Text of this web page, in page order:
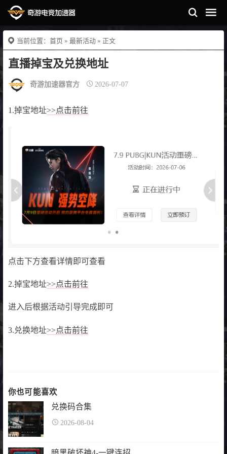
当前位置： 首页 » 最新活动 » 正文
直播掉宝及兑换地址
奇游加速器官方 2026-07-07
1.掉宝地址>>点击前往
点击下方查看详情即可查看
2.掉宝地址>>点击前往
进入后根据活动引导完成即可
3.兑换地址>>点击前往
你也可能喜欢
兑换码合集
2026-08-04